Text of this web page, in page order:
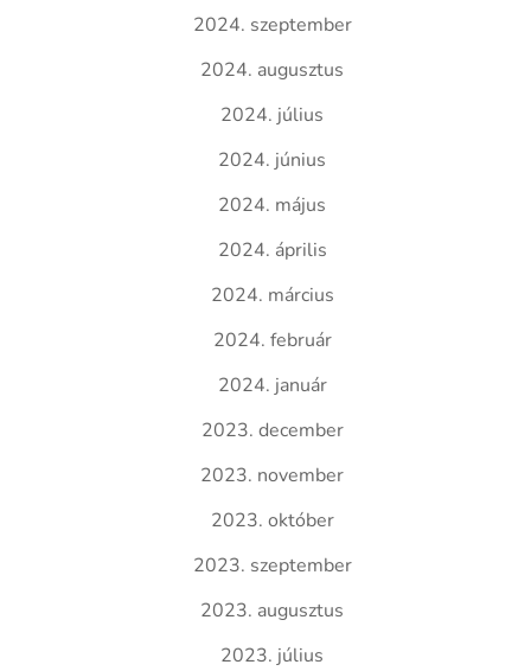
2024. szeptember
2024. augusztus
2024. július
2024. június
2024. május
2024. április
2024. március
2024. február
2024. január
2023. december
2023. november
2023. október
2023. szeptember
2023. augusztus
2023. július